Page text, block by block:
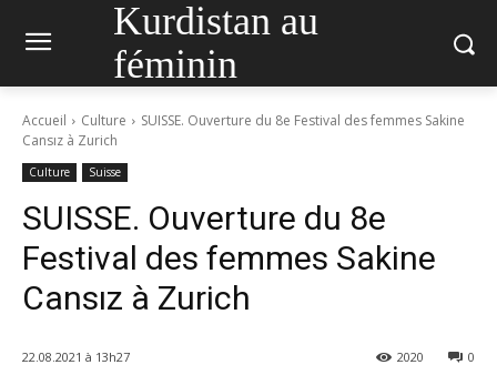
Kurdistan au
féminin
Accueil Culture
SUISSE. Ouverture du 8e Festival des femmes Sakine
Cansız à Zurich
Culture Suisse
SUISSE. Ouverture du 8e
Festival des femmes Sakine
Cansız à Zurich
22.08.2021 à 13h27 0
2020